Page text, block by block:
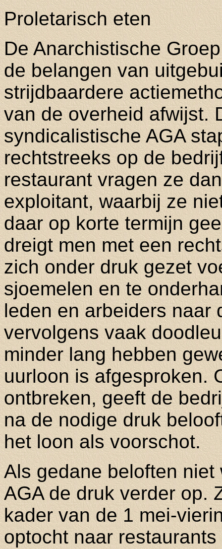
Proletarisch eten
De Anarchistische
de belangen van
strijdbaardere
van de overheid afwijst.
syndicalistische AGA
rechtstreeks op de
restaurant vragen ze
exploitant, waarbij ze
daar op korte termijn
dreigt men met een
zich onder druk gezet
sjoemelen en te
leden en arbeiders naar
vervolgens vaak
minder lang hebben
uurloon is afgesproken.
ontbreken, geeft de
na de nodige druk
het loon als voorschot.
Als gedane beloften
AGA de druk verder op.
kader van de 1 mei-
optocht naar